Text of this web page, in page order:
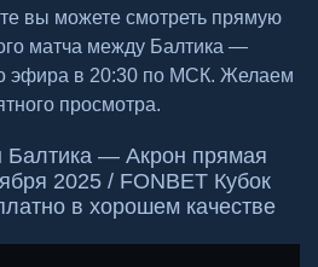
вы можете смотреть прямую
матча между Балтика —
эфира в 20:30 по МСК. Желаем
просмотра.
Балтика — Акрон прямая
2025 / FONBET Кубок
в хорошем качестве